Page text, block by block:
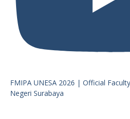
FMIPA UNESA 2026 | Official
Negeri Surabaya